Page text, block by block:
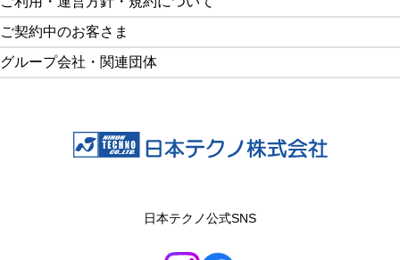
各種お申し込み
ご利用・運営方針・規約について